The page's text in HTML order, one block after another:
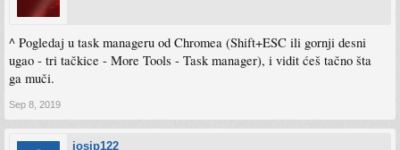
^ Pogledaj u task manageru od Chromea (Shift+ESC ili gornji desni
ugao - tri tačkice - More Tools - Task manager), i vidit ćeš tačno šta
ga muči.
Sep 8, 2019
josip122